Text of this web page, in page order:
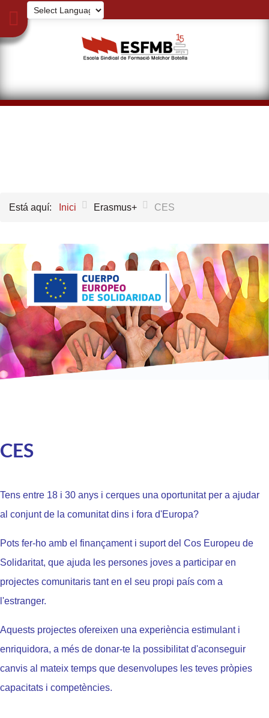
Está aquí: Inici Erasmus+ CES
CES
Tens entre 18 i 30 anys i cerques una oportunitat per a ajudar
al conjunt de la comunitat dins i fora d'Europa?
Pots fer-ho amb el finançament i suport del Cos Europeu de
Solidaritat, que ajuda les persones joves a participar en
projectes comunitaris tant en el seu propi país com a
l'estranger.
Aquests projectes ofereixen una experiència estimulant i
enriquidora, a més de donar-te la possibilitat d'aconseguir
canvis al mateix temps que desenvolupes les teves pròpies
capacitats i competències.